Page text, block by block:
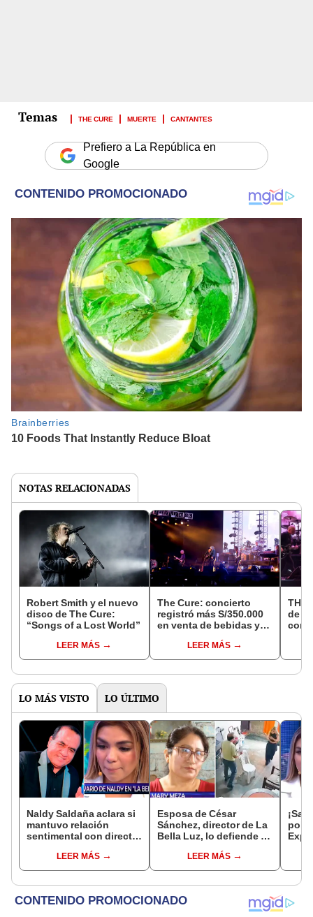
THE CURE MUERTE CANTANTES
Prefiero a La República en
Google
NOTAS RELACIONADAS
Robert Smith y el nuevo
disco de The Cure:
“Songs of a Lost World”
LEER MÁS
The Cure: concierto
registró más S/350.000
en venta de bebidas y
LEER MÁS
THE
de
con
LO MÁS VISTO LO ÚLTIMO
Naldy Saldaña aclara si
mantuvo relación
sentimental con director
denunciarlo por
tocamientos: “Me
LEER MÁS
Esposa de César
Sánchez, director de La
Bella Luz, lo defiende y
relación clandestina
con Naldy Saldaña:
LEER MÁS
a